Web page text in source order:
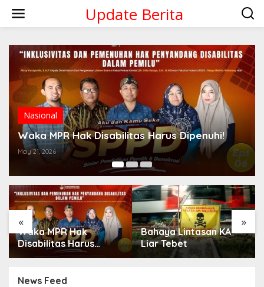
content
Update Berita
Nasional
Waka MPR Hak Disabilitas Harus Dipenuhi!
May 21, 2026
« »
Waka MPR Hak
Disabilitas Harus
Dipenuhi!
Bahaya Lintasan KA
Liar Tebet
News Feed